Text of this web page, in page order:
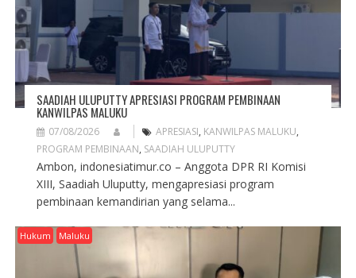
SAADIAH ULUPUTTY APRESIASI PROGRAM PEMBINAAN
KANWILPAS MALUKU
07/08/2026 APRESIASI, KANWILPAS MALUKU,
PROGRAM PEMBINAAN, SAADIAH ULUPUTTY
Ambon, indonesiatimur.co – Anggota DPR RI Komisi
XIII, Saadiah Uluputty, mengapresiasi program
pembinaan kemandirian yang selama...
Hukum Maluku